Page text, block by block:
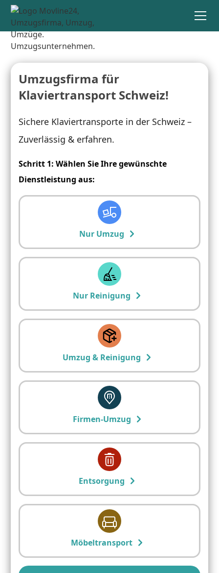
Umzugsfirma für
Klaviertransport Schweiz!
Sichere Klaviertransporte in der Schweiz –
Zuverlässig & erfahren.
Schritt 1: Wählen Sie Ihre gewünschte
Dienstleistung aus:
Nur Umzug
Nur Reinigung
Umzug & Reinigung
Firmen-Umzug
Entsorgung
Möbeltransport